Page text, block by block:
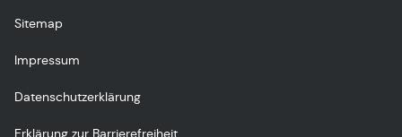
Sitemap
Impressum
Datenschutzerklärung
Erklärung zur Barrierefreiheit